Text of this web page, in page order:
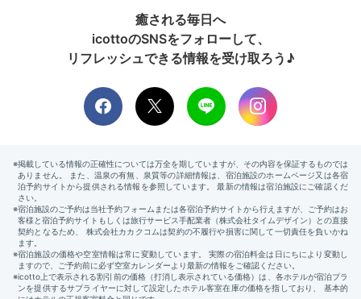
癒される毎日へ
icottoのSNSをフォローして、
リフレッシュできる情報を受け取ろう♪